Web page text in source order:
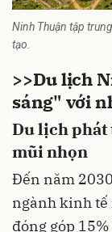
Ninh Thuận tập
tạo.
>>Du lịch
sáng" với
Du lịch
mũi nhọn
Đến năm
ngành kinh tế
đóng góp